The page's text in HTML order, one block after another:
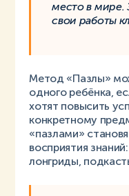
место в мире.
свои работы
Метод «Пазлы»
одного ребёнка,
хотят повысить
конкретному
«пазлами»
восприятия
лонгриды,